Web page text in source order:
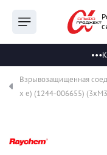
Взрывозащищенная
x e) (1244-006655)